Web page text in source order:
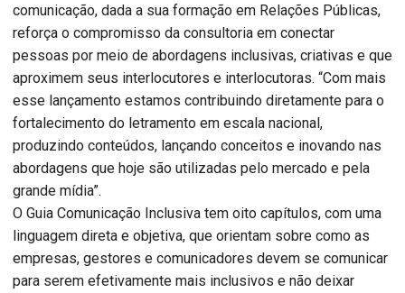
comunicação, dada a sua formação em Relações Públicas,
reforça o compromisso da consultoria em conectar
pessoas por meio de abordagens inclusivas, criativas e que
aproximem seus interlocutores e interlocutoras. “Com mais
esse lançamento estamos contribuindo diretamente para o
fortalecimento do letramento em escala nacional,
produzindo conteúdos, lançando conceitos e inovando nas
abordagens que hoje são utilizadas pelo mercado e pela
grande mídia”.
O Guia Comunicação Inclusiva tem oito capítulos, com uma
linguagem direta e objetiva, que orientam sobre como as
empresas, gestores e comunicadores devem se comunicar
para serem efetivamente mais inclusivos e não deixar